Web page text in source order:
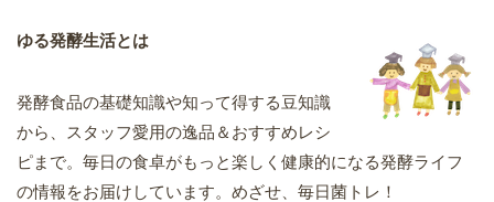
ゆる発酵生活とは
発酵食品の基礎知識や知って得する豆知識
から、スタッフ愛用の逸品＆おすすめレシ
ピまで。毎日の食卓がもっと楽しく健康的になる発酵ライフ
の情報をお届けしています。めざせ、毎日菌トレ！